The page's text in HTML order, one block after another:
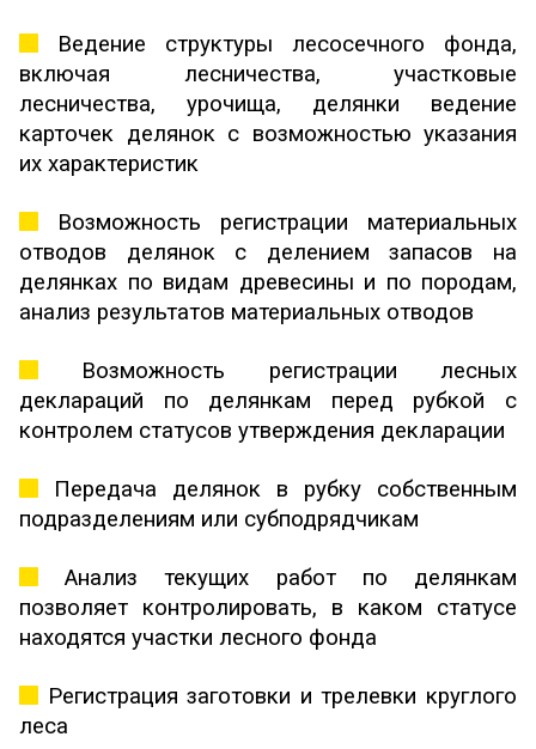
Ведение структуры лесосечного фонда,
включая лесничества, участковые
лесничества, урочища, делянки ведение
карточек делянок с возможностью указания
их характеристик
Возможность регистрации материальных
отводов делянок с делением запасов на
делянках по видам древесины и по породам,
анализ результатов материальных отводов
Возможность регистрации лесных
деклараций по делянкам перед рубкой с
контролем статусов утверждения декларации
Передача делянок в рубку собственным
подразделениям или субподрядчикам
Анализ текущих работ по делянкам
позволяет контролировать, в каком статусе
находятся участки лесного фонда
Регистрация заготовки и трелевки круглого
леса